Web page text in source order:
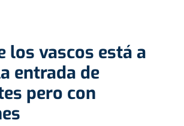
los vascos está a
entrada de
pero con